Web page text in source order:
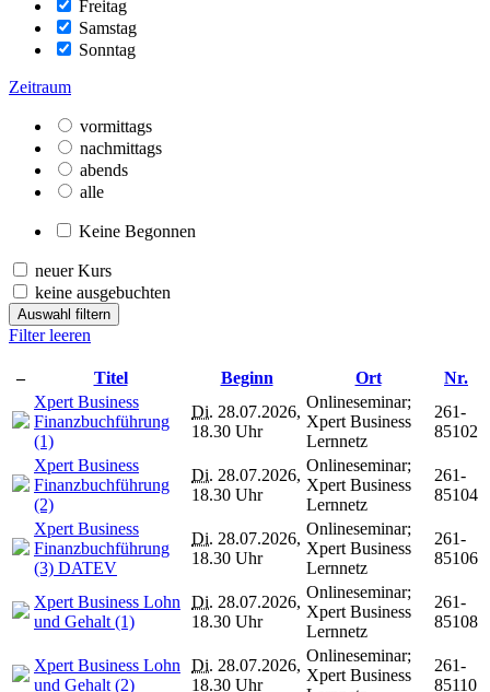
Freitag
Samstag
Sonntag
Zeitraum
vormittags
nachmittags
abends
alle
Keine Begonnen
neuer Kurs
keine ausgebuchten
Auswahl filtern
Filter leeren
– Titel Beginn Ort
Nr.
Xpert Business
Finanzbuchführung
(1)
Di. 28.07.2026,
18.30 Uhr
Onlineseminar;
Xpert Business
Lernnetz
261-
85102
Xpert Business
Finanzbuchführung
(2)
Di. 28.07.2026,
18.30 Uhr
Onlineseminar;
Xpert Business
Lernnetz
261-
85104
Xpert Business
Finanzbuchführung
(3) DATEV
Di. 28.07.2026,
18.30 Uhr
Onlineseminar;
Xpert Business
Lernnetz
261-
85106
Xpert Business Lohn
und Gehalt (1)
Di. 28.07.2026,
18.30 Uhr
Onlineseminar;
Xpert Business
Lernnetz
261-
85108
Xpert Business Lohn
und Gehalt (2)
Di. 28.07.2026,
18.30 Uhr
Onlineseminar;
Xpert Business
261-
85110